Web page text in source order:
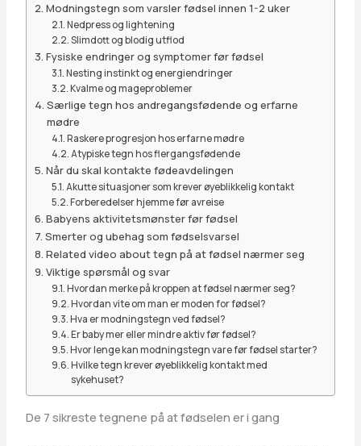
Modningstegn som varsler fødsel innen 1-2 uker
Nedpress og lightening
Slimdott og blodig utflod
Fysiske endringer og symptomer før fødsel
Nesting instinkt og energiendringer
Kvalme og mageproblemer
Særlige tegn hos andregangsfødende og erfarne
mødre
Raskere progresjon hos erfarne mødre
Atypiske tegn hos flergangsfødende
Når du skal kontakte fødeavdelingen
Akutte situasjoner som krever øyeblikkelig kontakt
Forberedelser hjemme før avreise
Babyens aktivitetsmønster før fødsel
Smerter og ubehag som fødselsvarsel
Related video about tegn på at fødsel nærmer seg
Viktige spørsmål og svar
Hvordan merke på kroppen at fødsel nærmer seg?
Hvordan vite om man er moden for fødsel?
Hva er modningstegn ved fødsel?
Er baby mer eller mindre aktiv før fødsel?
Hvor lenge kan modningstegn vare før fødsel starter?
Hvilke tegn krever øyeblikkelig kontakt med
sykehuset?
De 7 sikreste tegnene på at fødselen er i gang